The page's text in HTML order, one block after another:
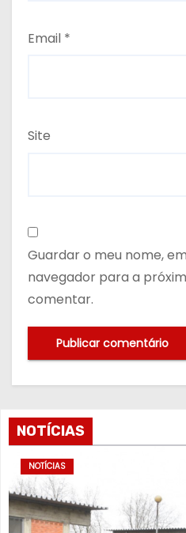
Email *
Site
Guardar o meu nome,
navegador para a
comentar.
NOTÍCIAS
NOTÍCIAS